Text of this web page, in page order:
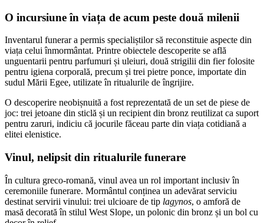
O incursiune în viața de acum peste două milenii
Inventarul funerar a permis specialiștilor să reconstituie aspecte din
viața celui înmormântat. Printre obiectele descoperite se află
unguentarii pentru parfumuri și uleiuri, două strigilii din fier folosite
pentru igiena corporală, precum și trei pietre ponce, importate din
sudul Mării Egee, utilizate în ritualurile de îngrijire.
O descoperire neobișnuită a fost reprezentată de un set de piese de
joc: trei jetoane din sticlă și un recipient din bronz reutilizat ca suport
pentru zaruri, indiciu că jocurile făceau parte din viața cotidiană a
elitei elenistice.
Vinul, nelipsit din ritualurile funerare
În cultura greco-romană, vinul avea un rol important inclusiv în
ceremoniile funerare. Mormântul conținea un adevărat serviciu
destinat servirii vinului: trei ulcioare de tip lagynos, o amforă de
masă decorată în stilul West Slope, un polonic din bronz și un bol cu